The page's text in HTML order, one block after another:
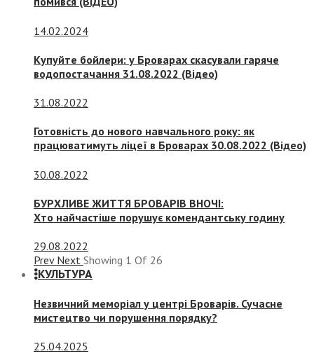
14.02.2024
Купуйте бойлери: у Броварах скасували гаряче
водопостачання 31.08.2022 (Відео)
31.08.2022
Готовність до нового навчального року: як
працюватимуть ліцеї в Броварах 30.08.2022 (Відео)
30.08.2022
БУРХЛИВЕ ЖИТТЯ БРОВАРІВ ВНОЧІ:
Хто найчастіше порушує комендантську годину
29.08.2022
Prev Next Showing 1 Of 26
КУЛЬТУРА
Незвичний меморіал у центрі Броварів. Сучасне
мистецтво чи порушення порядку?
25.04.2025